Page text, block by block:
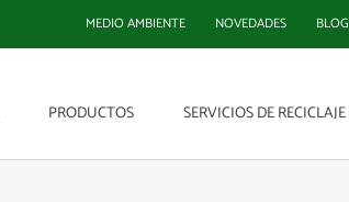
MEDIO AMBIENTE NOVEDADES BLOG
PRODUCTOS SERVICIOS DE RECICLAJE